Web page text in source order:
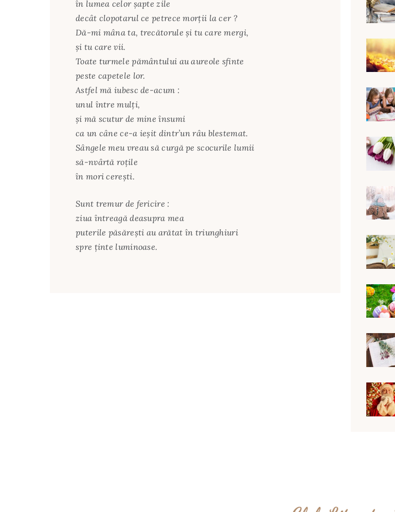
în lumea celor șapte zile
decât clopotarul ce petrece morții la cer ?
Dă-mi mâna ta, trecătorule și tu care mergi,
și tu care vii.
Toate turmele pământului au aureole sfinte
peste capetele lor.
Astfel mă iubesc de-acum :
unul între mulți,
și mă scutur de mine însumi
ca un câne ce-a ieșit dintr’un râu blestemat.
Sângele meu vreau să curgă pe scocurile lumii
să-nvârtă roțile
în mori cerești.
Sunt tremur de fericire :
ziua întreagă deasupra mea
puterile păsărești au arătat în triunghiuri
spre ținte luminoase.